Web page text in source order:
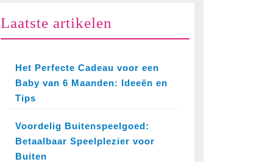
Laatste artikelen
Het Perfecte Cadeau voor een
Baby van 6 Maanden: Ideeën en
Tips
Voordelig Buitenspeelgoed:
Betaalbaar Speelplezier voor
Buiten